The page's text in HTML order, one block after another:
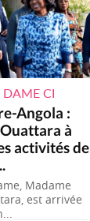
DAME CI
Angola :
à
activités de
Madame
est arrivée